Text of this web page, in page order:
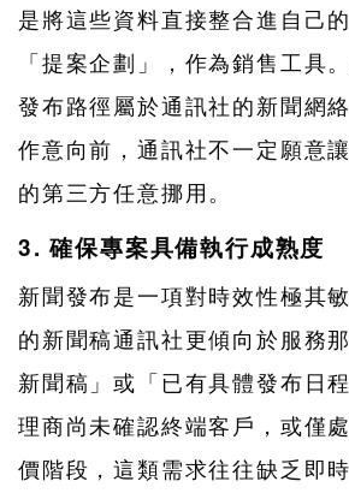
是將這些資料直接整合進自己
「提案企劃」，作為銷售工具
發布路徑屬於通訊社的新聞網
作意向前，通訊社不一定願意
的第三方任意挪用。
3. 確保專案具備執行成熟度
新聞發布是一項對時效性極其
的新聞稿通訊社更傾向於服務
新聞稿」或「已有具體發布日
理商尚未確認終端客戶，或僅
價階段，這類需求往往缺乏即